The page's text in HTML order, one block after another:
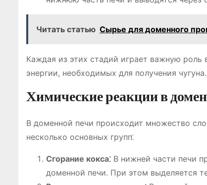
Читать статью Сырье для доменного
Каждая из этих стадий играет важную роль
энергии, необходимых для получения чугуна․
Химические реакции в
В доменной печи происходит множество
несколько основных групп⁚
Сгорание кокса⁚ В нижней части печи
доменной печи․ При этом выделяется